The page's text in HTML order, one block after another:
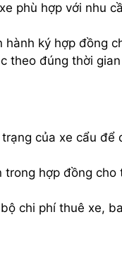
phù hợp với nhu
ký hợp đồng
theo đúng thời
của xe cẩu để
hợp đồng cho
chi phí thuê xe,